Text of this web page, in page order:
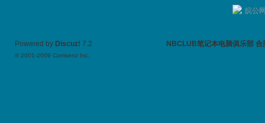
皖公
NBCLUB笔记本电脑俱乐部
Powered by Discuz! 7.2
© 2001-2009 Comsenz Inc.